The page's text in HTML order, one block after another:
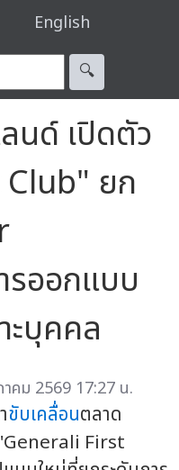
English
🔍︎
นด์ เปิดตัว
ยก
ออกแบบ
ะบุคคล
คม 2569 17:27 น.
ขับเคลื่อนตลาด
"Generali First